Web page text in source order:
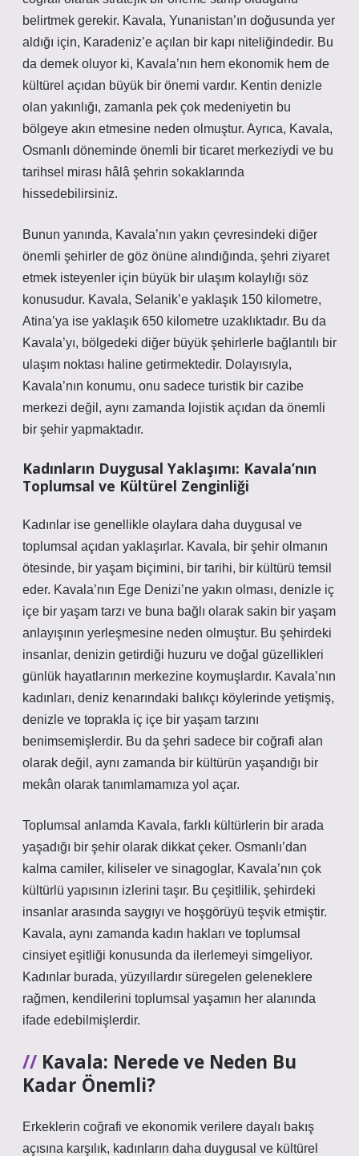
belirtmek gerekir. Kavala, Yunanistan’ın doğusunda yer
aldığı için, Karadeniz’e açılan bir kapı niteliğindedir. Bu
da demek oluyor ki, Kavala’nın hem ekonomik hem de
kültürel açıdan büyük bir önemi vardır. Kentin denizle
olan yakınlığı, zamanla pek çok medeniyetin bu
bölgeye akın etmesine neden olmuştur. Ayrıca, Kavala,
Osmanlı döneminde önemli bir ticaret merkeziydi ve bu
tarihsel mirası hâlâ şehrin sokaklarında
hissedebilirsiniz.
Bunun yanında, Kavala’nın yakın çevresindeki diğer
önemli şehirler de göz önüne alındığında, şehri ziyaret
etmek isteyenler için büyük bir ulaşım kolaylığı söz
konusudur. Kavala, Selanik’e yaklaşık 150 kilometre,
Atina’ya ise yaklaşık 650 kilometre uzaklıktadır. Bu da
Kavala’yı, bölgedeki diğer büyük şehirlerle bağlantılı bir
ulaşım noktası haline getirmektedir. Dolayısıyla,
Kavala’nın konumu, onu sadece turistik bir cazibe
merkezi değil, aynı zamanda lojistik açıdan da önemli
bir şehir yapmaktadır.
Kadınların Duygusal Yaklaşımı: Kavala’nın
Toplumsal ve Kültürel Zenginliği
Kadınlar ise genellikle olaylara daha duygusal ve
toplumsal açıdan yaklaşırlar. Kavala, bir şehir olmanın
ötesinde, bir yaşam biçimini, bir tarihi, bir kültürü temsil
eder. Kavala’nın Ege Denizi’ne yakın olması, denizle iç
içe bir yaşam tarzı ve buna bağlı olarak sakin bir yaşam
anlayışının yerleşmesine neden olmuştur. Bu şehirdeki
insanlar, denizin getirdiği huzuru ve doğal güzellikleri
günlük hayatlarının merkezine koymuşlardır. Kavala’nın
kadınları, deniz kenarındaki balıkçı köylerinde yetişmiş,
denizle ve toprakla iç içe bir yaşam tarzını
benimsemişlerdir. Bu da şehri sadece bir coğrafi alan
olarak değil, aynı zamanda bir kültürün yaşandığı bir
mekân olarak tanımlamamıza yol açar.
Toplumsal anlamda Kavala, farklı kültürlerin bir arada
yaşadığı bir şehir olarak dikkat çeker. Osmanlı’dan
kalma camiler, kiliseler ve sinagoglar, Kavala’nın çok
kültürlü yapısının izlerini taşır. Bu çeşitlilik, şehirdeki
insanlar arasında saygıyı ve hoşgörüyü teşvik etmiştir.
Kavala, aynı zamanda kadın hakları ve toplumsal
cinsiyet eşitliği konusunda da ilerlemeyi simgeliyor.
Kadınlar burada, yüzyıllardır süregelen geleneklere
rağmen, kendilerini toplumsal yaşamın her alanında
ifade edebilmişlerdir.
Kavala: Nerede ve Neden Bu
Kadar Önemli?
Erkeklerin coğrafi ve ekonomik verilere dayalı bakış
açısına karşılık, kadınların daha duygusal ve kültürel